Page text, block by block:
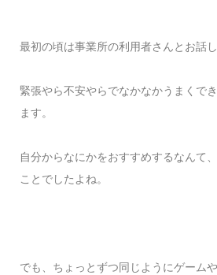
最初の頃は事業所の利用者さんとお話し
緊張やら不安やらでなかなかうまくで
ます。
自分からなにかをおすすめするなんて
ことでしたよね。
でも、ちょっとずつ同じようにゲーム